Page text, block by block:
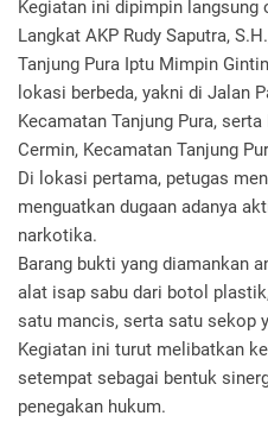
Kegiatan ini dipimpin langsung
Langkat AKP Rudy Saputra,
Tanjung Pura Iptu Mimpin
lokasi berbeda, yakni di Jalan
Kecamatan Tanjung Pura,
Cermin, Kecamatan Tanjung
Di lokasi pertama, petugas
menguatkan dugaan adanya
narkotika.
Barang bukti yang diamankan
alat isap sabu dari botol
satu mancis, serta satu sekop
Kegiatan ini turut melibatkan
setempat sebagai bentuk
penegakan hukum.